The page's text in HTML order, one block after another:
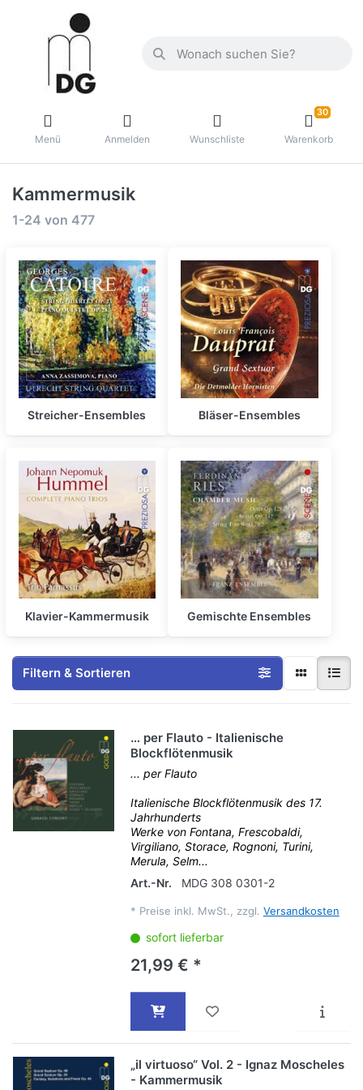
Menü Anmelden Wunschliste
30
Warenkorb
Kammermusik
1-24 von 477
Streicher-Ensembles Bläser-Ensembles
Klavier-Kammermusik Gemischte Ensembles
Filtern & Sortieren
… per Flauto - Italienische
Blockflötenmusik
... per Flauto
Italienische Blockflötenmusik des 17.
Jahrhunderts
Werke von Fontana, Frescobaldi,
Virgiliano, Storace, Rognoni, Turini,
Merula, Selm...
Art.-Nr.
MDG 308 0301-2
* Preise inkl. MwSt., zzgl. Versandkosten
sofort lieferbar
21,99 € *
„il virtuoso“ Vol. 2 - Ignaz Moscheles
- Kammermusik